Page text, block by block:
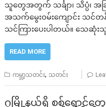
သူတွေအတွက် သင်္ချာ၊ သိပ္ပံ၊ အ
အသက်မွေးဝမ်းကျောင်း သင်တ
သင်ကြားပေးပါတယ်။ သေ
READ MORE
ကမ္ဘာ့သတင်း, သတင်း
ဂွမြို့နယ်ရှိ စစ်ရှောင်တွေမှ